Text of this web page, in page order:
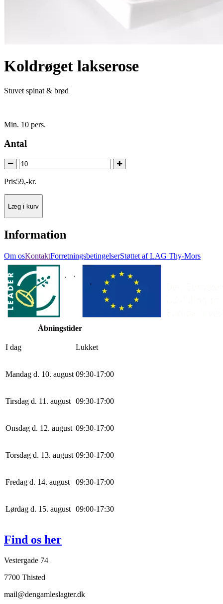
Koldrøget lakserose
Stuvet spinat & brød
Min. 10 pers.
Antal
Pris59,-kr.
Læg i kurv
Information
Om osKontaktForretningsbetingelserStøttet af LAG Thy-Mors
Åbningstider
I dag Lukket
Mandag d. 10. august 09:30-17:00
Tirsdag d. 11. august 09:30-17:00
Onsdag d. 12. august 09:30-17:00
Torsdag d. 13. august 09:30-17:00
Fredag d. 14. august 09:30-17:00
Lørdag d. 15. august 09:00-17:30
Find os her
Vestergade 74
7700 Thisted
mail@dengamleslagter.dk